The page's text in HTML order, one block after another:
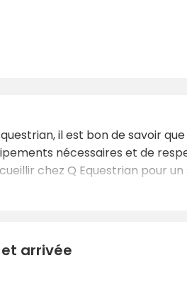
il est bon de savoir
nécessaires et de
chez Q Equestrian pour
arrivée